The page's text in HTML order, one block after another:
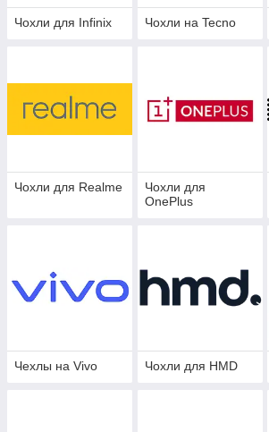
Чохли для Infinix Чохли на Tecno
Чохли для Realme
Чохли для
OnePlus
Чехлы на Vivo Чохли для HMD